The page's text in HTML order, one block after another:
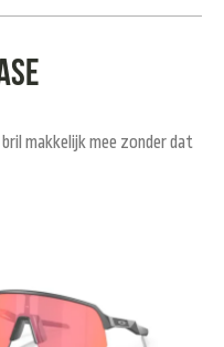
bril makkelijk mee zonder dat